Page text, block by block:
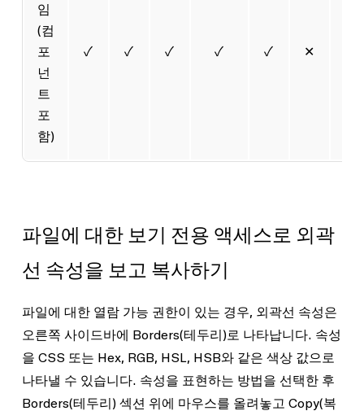
임
(컴
포
넌
트
포
함)
✓ ✓ ✓ ✓ ✓ ✕
파일에 대한 보기 전용 액세스로 외곽
선 속성을 보고 복사하기
파일에 대한 열람 가능 권한이 있는 경우, 외곽선 속성은
오른쪽 사이드바에 Borders(테두리)로 나타납니다. 속성
을 CSS 또는 Hex, RGB, HSL, HSB와 같은 색상 값으로
나타낼 수 있습니다. 속성을 표현하는 방법을 선택한 후
Borders(테두리) 섹션 위에 마우스를 올려놓고 Copy(복